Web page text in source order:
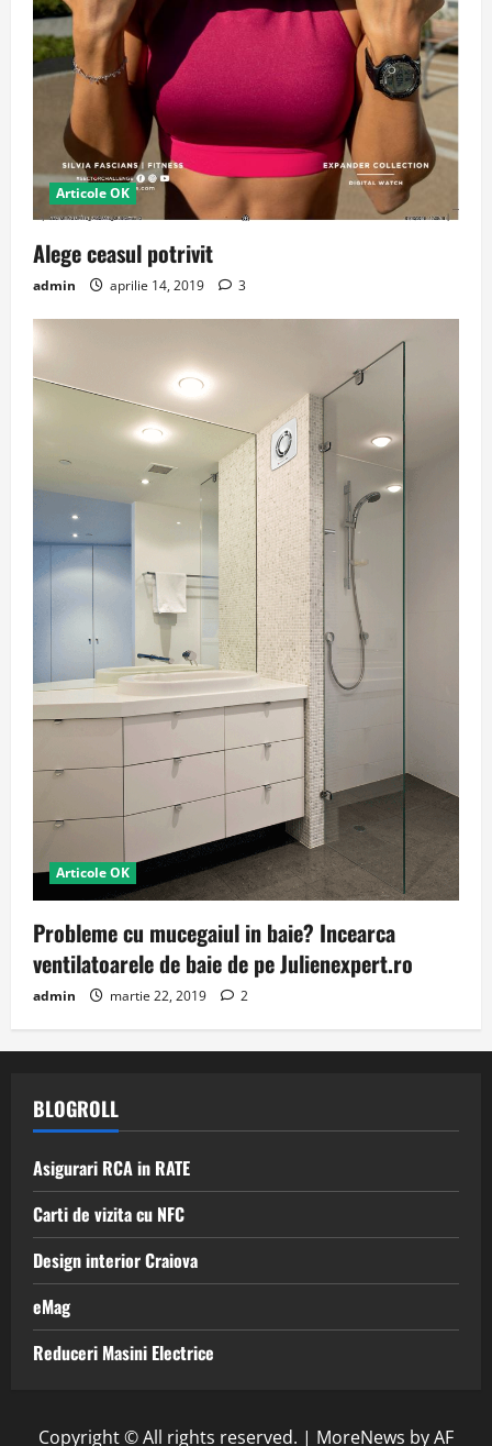
Articole OK
Alege ceasul potrivit
admin aprilie 14, 2019 3
Articole OK
Probleme cu mucegaiul in baie? Incearca
ventilatoarele de baie de pe Julienexpert.ro
admin martie 22, 2019 2
BLOGROLL
Asigurari RCA in RATE
Carti de vizita cu NFC
Design interior Craiova
eMag
Reduceri Masini Electrice
Copyright © All rights reserved. | MoreNews by AF